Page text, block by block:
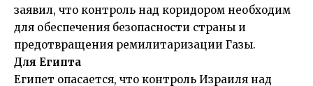
заявил, что контроль над коридором необходим
для обеспечения безопасности страны и
предотвращения ремилитаризации Газы.
Для Египта
Египет опасается, что контроль Израиля над